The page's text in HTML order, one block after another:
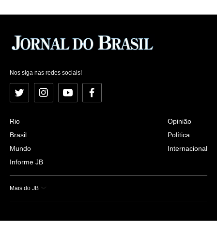
Nos siga nas redes sociais!
Twitter InstagramYouTubeFacebook
Rio
Brasil
Mundo
Informe JB
Opinião
Política
Internacional
Mais do JB
Esportes